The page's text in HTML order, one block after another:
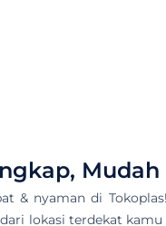
& nyaman di
lokasi terdekat kamu